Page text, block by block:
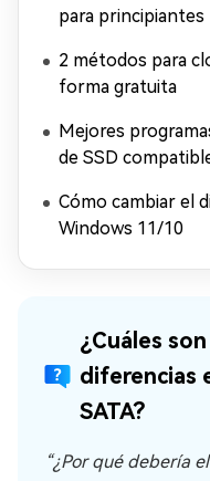
para principiantes
2 métodos para
forma gratuita
Mejores
de SSD
Cómo cambiar el
Windows 11/10
¿Cuáles
diferencias
SATA?
“¿Por qué debería